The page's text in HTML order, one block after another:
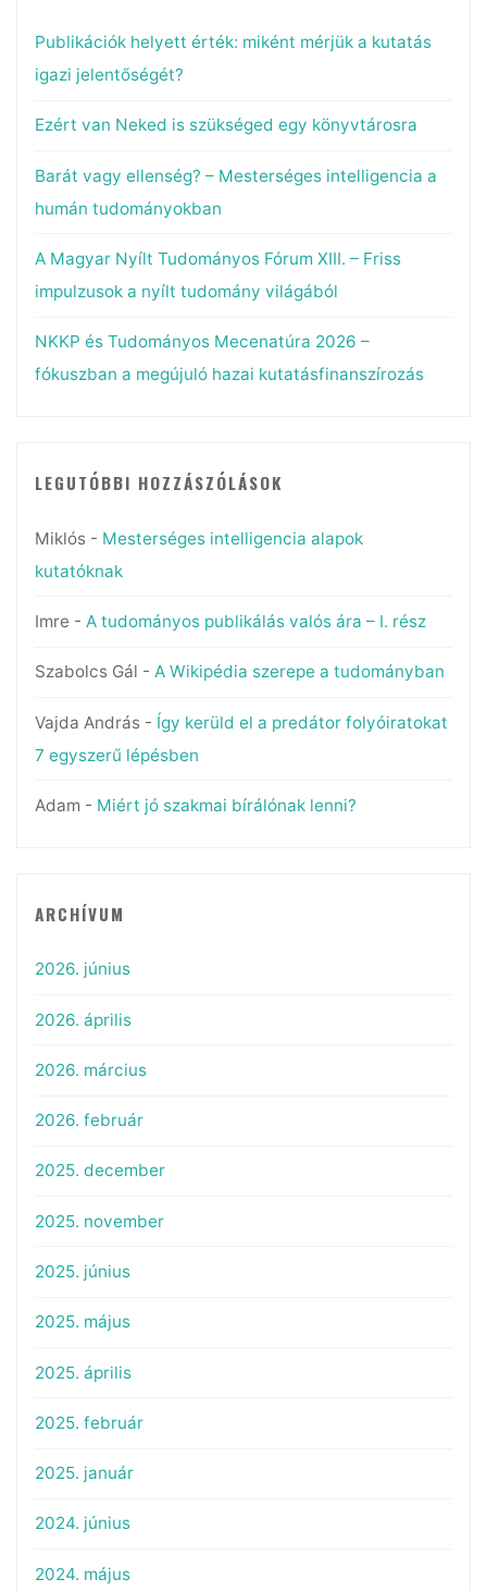
Publikációk helyett érték: miként mérjük a kutatás
igazi jelentőségét?
Ezért van Neked is szükséged egy könyvtárosra
Barát vagy ellenség? – Mesterséges intelligencia a
humán tudományokban
A Magyar Nyílt Tudományos Fórum XIII. – Friss
impulzusok a nyílt tudomány világából
NKKP és Tudományos Mecenatúra 2026 –
fókuszban a megújuló hazai kutatásfinanszírozás
LEGUTÓBBI HOZZÁSZÓLÁSOK
Miklós- Mesterséges intelligencia alapok
kutatóknak
Imre - A tudományos publikálás valós ára – I. rész
Szabolcs Gál - A Wikipédia szerepe a tudományban
Vajda András- Így kerüld el a predátor folyóiratokat
7 egyszerű lépésben
Adam - Miért jó szakmai bírálónak lenni?
ARCHÍVUM
2026. június
2026. április
2026. március
2026. február
2025. december
2025. november
2025. június
2025. május
2025. április
2025. február
2025. január
2024. június
2024. május